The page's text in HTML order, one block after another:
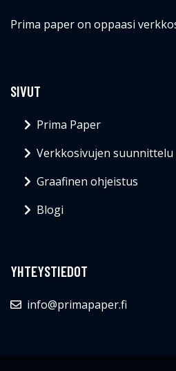
Prima paper on oppaasi
SIVUT
Prima Paper
Verkkosivujen suunnittelu
Graafinen ohjeistus
Blogi
YHTEYSTIEDOT
info@primapaper.fi